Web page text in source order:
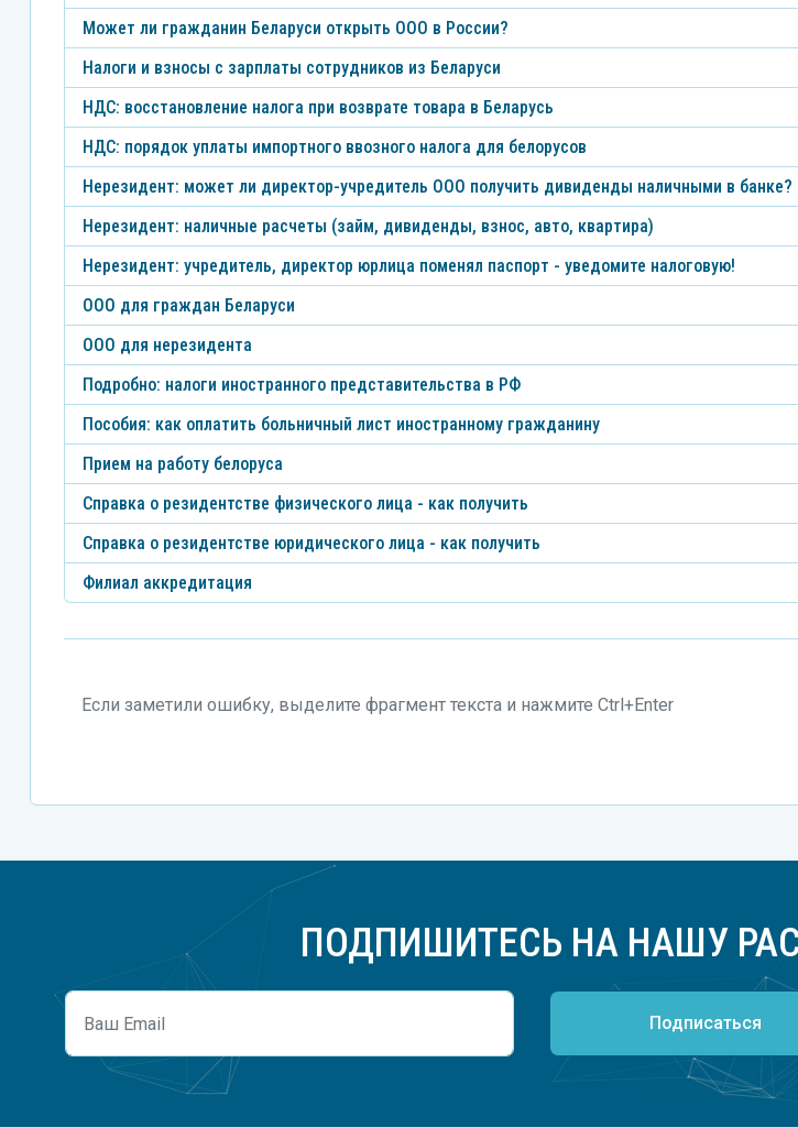
Может ли гражданин Беларуси открыть ООО в России?
Налоги и взносы с зарплаты сотрудников из Беларуси
НДС: восстановление налога при возврате товара в Беларусь
НДС: порядок уплаты импортного ввозного налога для белорусов
Нерезидент: может ли директор-учредитель ООО получить дивиденды наличными в банке?
Нерезидент: наличные расчеты (займ, дивиденды, взнос, авто, квартира)
Нерезидент: учредитель, директор юрлица поменял паспорт - уведомите налоговую!
ООО для граждан Беларуси
ООО для нерезидента
Подробно: налоги иностранного представительства в РФ
Пособия: как оплатить больничный лист иностранному гражданину
Прием на работу белоруса
Справка о резидентстве физического лица - как получить
Справка о резидентстве юридического лица - как получить
Филиал аккредитация
Если заметили ошибку, выделите фрагмент текста и нажмите Ctrl+Enter
ПОДПИШИТЕСЬ НА НАШУ
Подписаться